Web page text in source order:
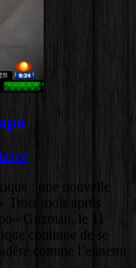
: une nouvelle
Trois mois après
Guzman, le 11
continue de se
comme l’ennemi